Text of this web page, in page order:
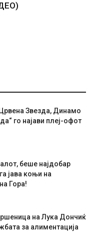
Звезда, Динамо
го најави плеј-офот
беше најдобар
јава коњи на
Гора!
на Лука Дончиќ
за алиментација